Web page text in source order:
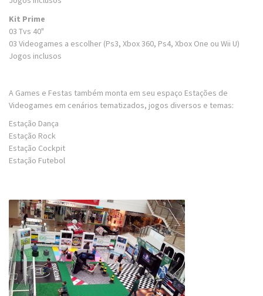
Kit Prime
03 Tvs 40"
03 Videogames a escolher (Ps3, Xbox 360, Ps4, Xbox One ou Wii U)
Jogos inclusos
A Games e Festas também monta em seu espaço Estações de
Videogames em cenários tematizados, jogos diversos e temas:
Estação Dança
Estação Rock
Estação Cockpit
Estação Futebol